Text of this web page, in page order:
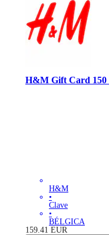
H&M Gift Card 150
H&M
•
Clave
•
BÉLGICA
159.41 EUR